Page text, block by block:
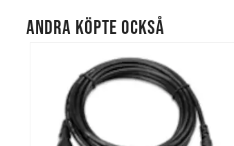
ANDRA KÖPTE OCKSÅ